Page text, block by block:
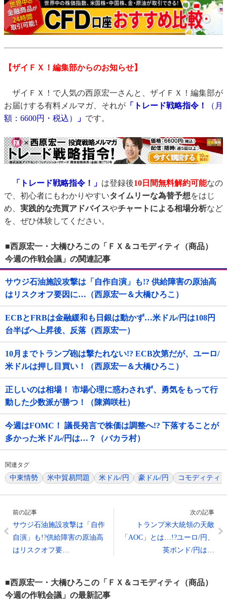
【ザイＦＸ！編集部からのお知らせ】
ザイＦＸ！で人気の西原宏一さんと、ザイＦＸ！編集部が
お届けする有料メルマガ、それが 「トレード戦略指令！
（月
額：6600円・税込）
」 です。
「トレード戦略指令！」 は登録後10日間無料解約可能なの
で、初心者にもわかりやすいタイムリーな為替予想をはじ
め、 実践的な売買アドバイスやチャートによる相場分析など
を、ぜひ体験してください。
■西原宏一・大橋ひろこの「ＦＸ＆コモディティ（商品）
今週の作戦会議」の関連記事
サウジ石油施設攻撃は「自作自演」も!? 供給障害の原油高
はリスクオフ要因に…（西原宏一＆大橋ひろこ）
ECBとFRBは金融緩和も日銀は動かず…米ドル/円は108円
台半ばへ上昇後、反落（西原宏一）
10月までトランプ砲は撃たれない!? ECB次第だが、ユーロ/
米ドルは押し目買い！（西原宏一＆大橋ひろこ）
正しいのは相場！ 市場心理に惑わされず、勇気をもって行
動した少数派が勝つ！（陳満咲杜）
今週はFOMC！ 議長発言で株価は調整へ!? 下落することが
多かった米ドル/円は…？（バカラ村）
関連タグ
中東情勢 米中貿易問題 米ドル/円 豪ドル/円 コモディティ
前の記事
サウジ石油施設攻撃は「自作
自演」も!?供給障害の原油高
はリスクオフ要…
次の記事
トランプ米大統領の天敵
「AOC」とは…!?ユーロ/円、
英ポンド/円は…
■西原宏一・大橋ひろこの「ＦＸ＆コモディティ（商品）
今週の作戦会議」の最新記事